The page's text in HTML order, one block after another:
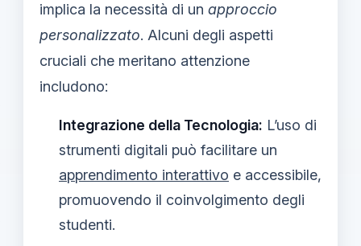
implica la necessità di un approccio
personalizzato. Alcuni degli aspetti
cruciali che meritano attenzione
includono:
Integrazione della Tecnologia: L’uso di
strumenti digitali può facilitare un
apprendimento interattivo e accessibile,
promuovendo il coinvolgimento degli
studenti.